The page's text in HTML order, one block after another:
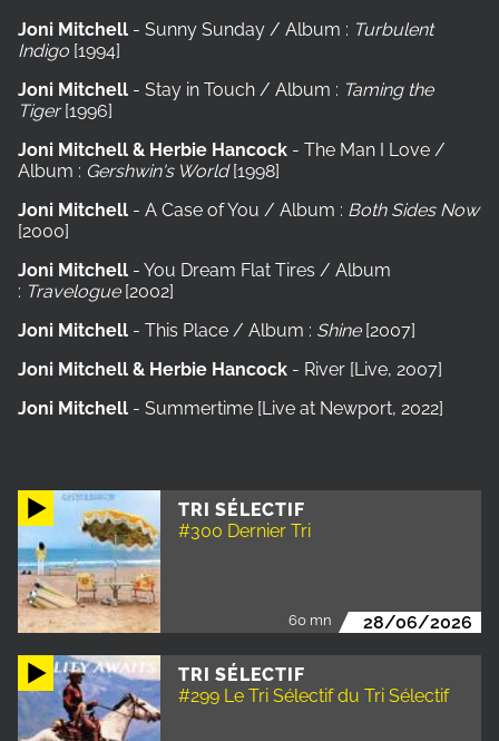
TRI SÉLECTIF
#300 Dernier Tri
60 mn 28/06/2026
TRI SÉLECTIF
#299 Le Tri Sélectif du Tri Sélectif
Joni Mitchell - Sunny Sunday / Album : Turbulent
Indigo [1994]
Joni Mitchell - Stay in Touch / Album : Taming the
Tiger [1996]
Joni Mitchell & Herbie Hancock - The Man I Love /
Album : Gershwin's World [1998]
Joni Mitchell - A Case of You / Album : Both Sides Now
[2000]
Joni Mitchell - You Dream Flat Tires / Album
: Travelogue [2002]
Joni Mitchell - This Place / Album : Shine [2007]
Joni Mitchell & Herbie Hancock - River [Live, 2007]
Joni Mitchell - Summertime [Live at Newport, 2022]